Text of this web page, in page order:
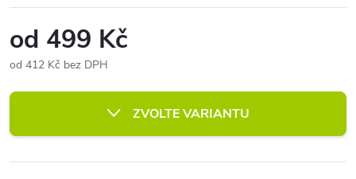
od 499 Kč
od 412 Kč bez DPH
cena:
ZVOLTE VARIANTU